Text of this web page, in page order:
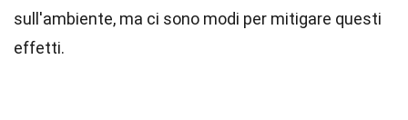
sull'ambiente, ma ci sono modi per mitigare questi
effetti.